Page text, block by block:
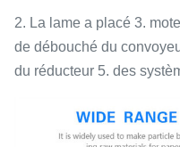
2. La lame a placé 3.
de débouché du
du réducteur 5. des